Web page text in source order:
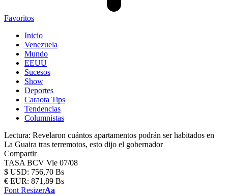
Favoritos
Inicio
Venezuela
Mundo
EEUU
Sucesos
Show
Deportes
Caraota Tips
Tendencias
Columnistas
Lectura: Revelaron cuántos apartamentos podrán ser habitados en
La Guaira tras terremotos, esto dijo el gobernador
Compartir
TASA BCV Vie 07/08
$ USD: 756,70 Bs
€ EUR: 871,89 Bs
Font ResizerAa